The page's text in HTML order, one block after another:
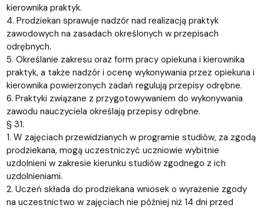
kierownika praktyk.
4. Prodziekan sprawuje nadzór nad realizacją praktyk
zawodowych na zasadach określonych w przepisach
odrębnych.
5. Określanie zakresu oraz form pracy opiekuna i kierownika
praktyk, a także nadzór i ocenę wykonywania przez opiekuna i
kierownika powierzonych zadań regulują przepisy odrębne.
6. Praktyki związane z przygotowywaniem do wykonywania
zawodu nauczyciela określają przepisy odrębne.
§ 31.
1. W zajęciach przewidzianych w programie studiów, za zgodą
prodziekana, mogą uczestniczyć uczniowie wybitnie
uzdolnieni w zakresie kierunku studiów zgodnego z ich
uzdolnieniami.
2. Uczeń składa do prodziekana wniosek o wyrażenie zgody
na uczestnictwo w zajęciach nie później niż 14 dni przed